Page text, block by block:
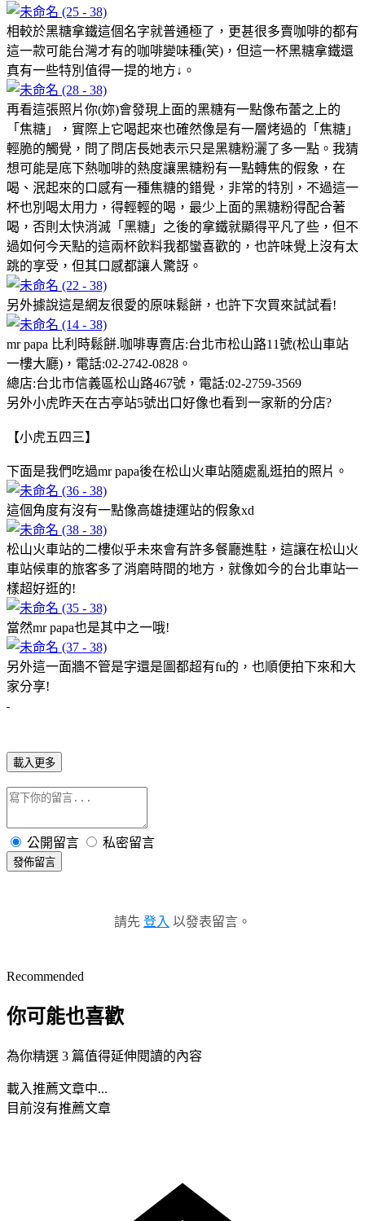
相較於黑糖拿鐵這個名字就普通極了，更甚很多賣咖啡的都有
這一款可能台灣才有的咖啡變味種(笑)，但這一杯黑糖拿鐵還
真有一些特別值得一提的地方↓。
再看這張照片你(妳)會發現上面的黑糖有一點像布蕾之上的
「焦糖」，實際上它喝起來也確然像是有一層烤過的「焦糖」
輕脆的觸覺，問了問店長她表示只是黑糖粉灑了多一點。我猜
想可能是底下熱咖啡的熱度讓黑糖粉有一點轉焦的假象，在
喝、泯起來的口感有一種焦糖的錯覺，非常的特別，不過這一
杯也別喝太用力，得輕輕的喝，最少上面的黑糖粉得配合著
喝，否則太快消滅「黑糖」之後的拿鐵就顯得平凡了些，但不
過如何今天點的這兩杯飲料我都蠻喜歡的，也許味覺上沒有太
跳的享受，但其口感都讓人驚訝。
另外據說這是網友很愛的原味鬆餅，也許下次買來試試看!
mr papa 比利時鬆餅.咖啡專賣店:台北市松山路11號(松山車站
一樓大廳)，電話:02-2742-0828。
總店:台北市信義區松山路467號，電話:02-2759-3569
另外小虎昨天在古亭站5號出口好像也看到一家新的分店?
【小虎五四三】
下面是我們吃過mr papa後在松山火車站隨處亂逛拍的照片。
這個角度有沒有一點像高雄捷運站的假象xd
松山火車站的二樓似乎未來會有許多餐廳進駐，這讓在松山火
車站候車的旅客多了消磨時間的地方，就像如今的台北車站一
樣超好逛的!
當然mr papa也是其中之一哦!
另外這一面牆不管是字還是圖都超有fu的，也順便拍下來和大
家分享!
載入更多
公開留言 私密留言
發佈留言
請先 登入 以發表留言。
Recommended
你可能也喜歡
為你精選 3 篇值得延伸閱讀的內容
載入推薦文章中...
目前沒有推薦文章